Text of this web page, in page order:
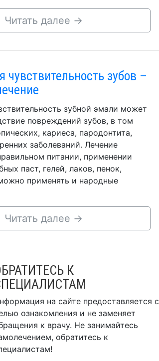
Читать далее →
зубов –
зубной эмали может
повреждений зубов, в том
кариеса, пародонтита,
заболеваний. Лечение
питании, применении
паст, гелей, лаков, пенок,
применять и народные
Читать далее →
К
на сайте предоставляется с
ознакомления и не заменяет
к врачу. Не занимайтесь
обратитесь к